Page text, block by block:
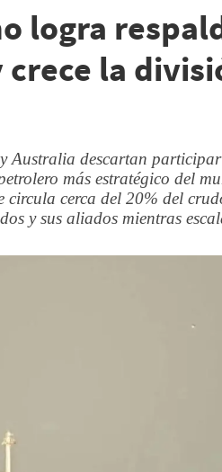
logra
crece la
Australia descartan
más estratégico del
circula cerca del 20% del
y sus aliados mientras